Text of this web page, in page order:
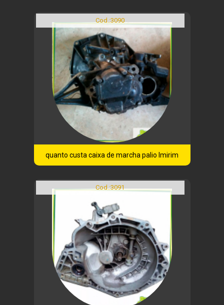
Cod.:3090
quanto custa caixa de marcha palio Imirim
Cod.:3091